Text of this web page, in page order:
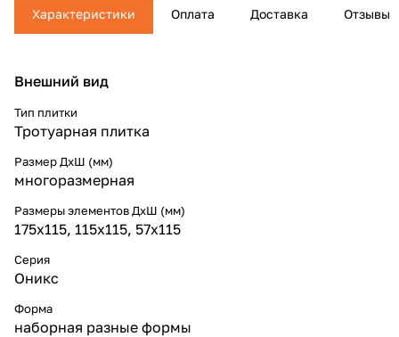
Характеристики Оплата Доставка Отзывы
Внешний вид
Тип плитки
Тротуарная плитка
Размер ДхШ (мм)
многоразмерная
Размеры элементов ДхШ (мм)
175x115, 115x115, 57x115
Серия
Оникс
Форма
наборная разные формы